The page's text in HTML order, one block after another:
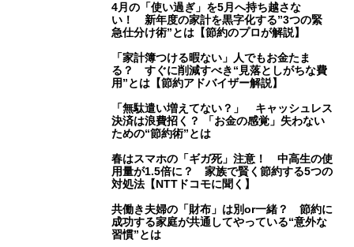
4月の「使い過ぎ」を5月へ持ち越さな
い！ 新年度の家計を黒字化する”3つの緊
急仕分け術”とは【節約のプロが解説】
「家計簿つける暇ない」人でもお金たま
る？ すぐに削減すべき“見落としがちな費
用”とは【節約アドバイザー解説】
「無駄遣い増えてない？」 キャッシュレス
決済は浪費招く？ 「お金の感覚」失わない
ための“節約術”とは
春はスマホの「ギガ死」注意！ 中高生の使
用量が1.5倍に？ 家族で賢く節約する5つの
対処法【NTTドコモに聞く】
共働き夫婦の「財布」は別or一緒？ 節約に
成功する家庭が共通してやっている“意外な
習慣”とは